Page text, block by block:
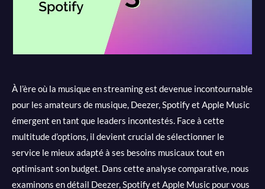
À l’ère où la musique en streaming est devenue incontournable
pour les amateurs de musique, Deezer, Spotify et Apple Music
émergent en tant que leaders incontestés. Face à cette
multitude d’options, il devient crucial de sélectionner le
service le mieux adapté à ses besoins musicaux tout en
optimisant son budget. Dans cette analyse comparative, nous
examinons en détail Deezer, Spotify et Apple Music pour vous